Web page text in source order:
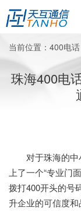
当前位置： 400电话
珠海400电
对于珠海的中
上了一个“专业门
拨打400开头的号
升企业的可信度